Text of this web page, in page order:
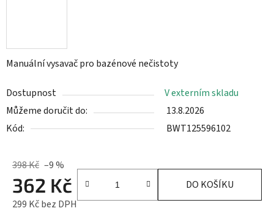
Manuální vysavač pro bazénové nečistoty
Dostupnost
V externím skladu
Můžeme doručit do:
13.8.2026
Kód:
BWT125596102
398 Kč –9 %
362 Kč
299 Kč bez DPH
DO KOŠÍKU